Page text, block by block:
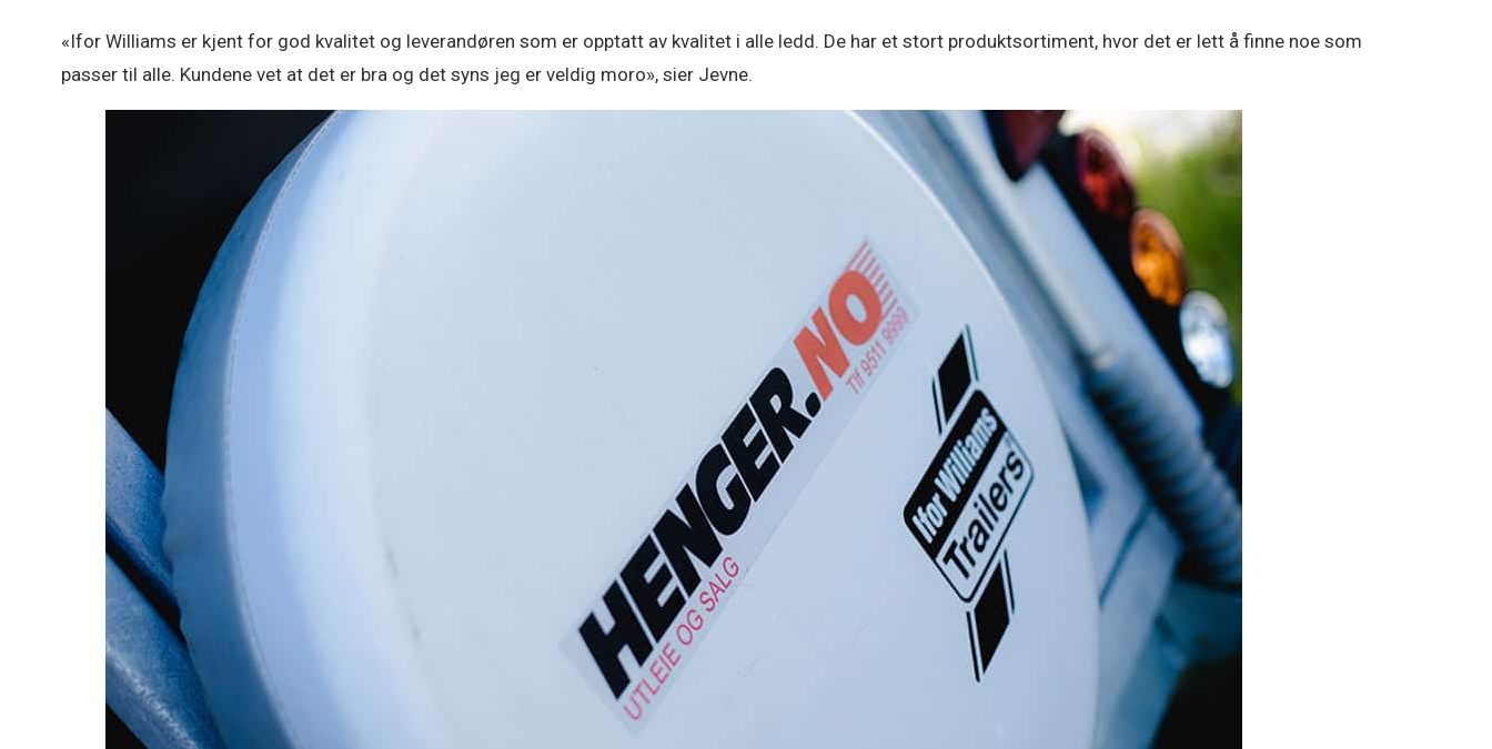
«Ifor Williams er kjent for god kvalitet og leverandøren som er opptatt av kvalitet i alle ledd. De har et stort produktsortiment, hvor det er lett å finne noe som
passer til alle. Kundene vet at det er bra og det syns jeg er veldig moro», sier Jevne.